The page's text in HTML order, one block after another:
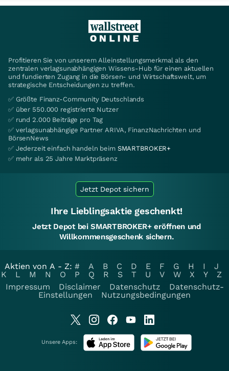
Profitieren Sie von unserem Alleinstellungsmerkmal als den
zentralen verlagsunabhängigen Wissens-Hub für einen aktuellen
und fundierten Zugang in die Börsen- und Wirtschaftswelt, um
strategische Entscheidungen zu treffen.
✅ Größte Finanz-Community Deutschlands
✅ über 550.000 registrierte Nutzer
✅ rund 2.000 Beiträge pro Tag
✅ verlagsunabhängige Partner ARIVA, FinanzNachrichten und
BörsenNews
✅ Jederzeit einfach handeln beim SMARTBROKER+
✅ mehr als 25 Jahre Marktpräsenz
Jetzt Depot sichern
Ihre Lieblingsaktie geschenkt!
Jetzt Depot bei SMARTBROKER+ eröffnen und
Willkommensgeschenk sichern.
Aktien von A - Z: # A B C D E F G H I
J
K
L M N O P Q R S T U V W X Y
Z
Impressum
Disclaimer Datenschutz
Datenschutz-
Einstellungen
Nutzungsbedingungen
Unsere Apps: